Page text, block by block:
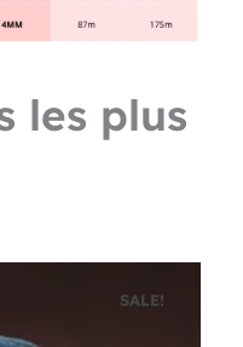
les plus
SALE!